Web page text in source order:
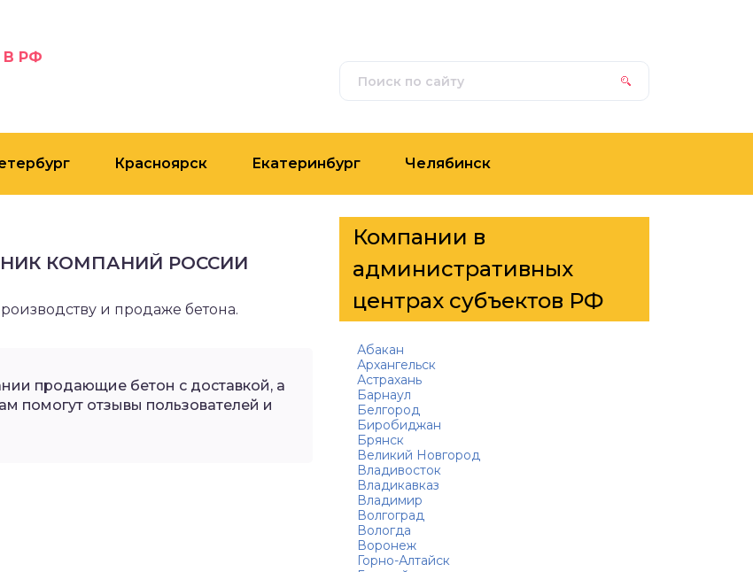
В РФ
Красноярск Екатеринбург Челябинск
КОМПАНИЙ РОССИИ
и продаже бетона.
продающие бетон с доставкой, а
помогут отзывы пользователей и
Компании в
административных
центрах субъектов РФ
Абакан
Архангельск
Астрахань
Барнаул
Белгород
Биробиджан
Брянск
Великий Новгород
Владивосток
Владикавказ
Владимир
Волгоград
Вологда
Воронеж
Горно-Алтайск